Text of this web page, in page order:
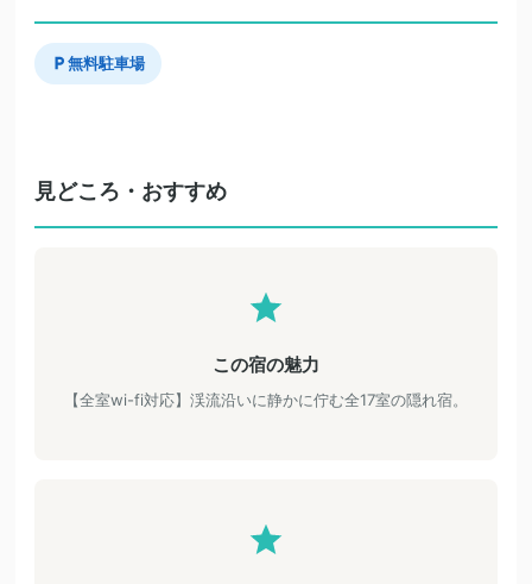
無料駐車場
見どころ・おすすめ
この宿の魅力
【全室wi-fi対応】渓流沿いに静かに佇む全17室の隠れ宿。